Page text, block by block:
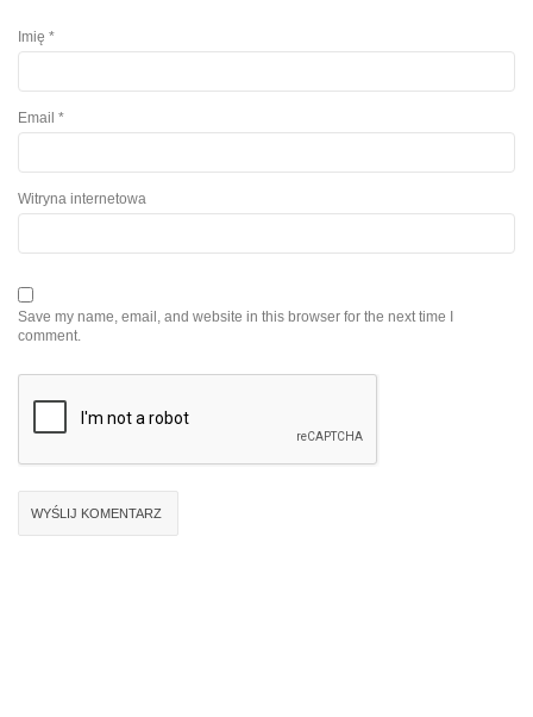
Imię *
Email *
Witryna internetowa
Save my name, email, and website in this browser for the next time I
comment.